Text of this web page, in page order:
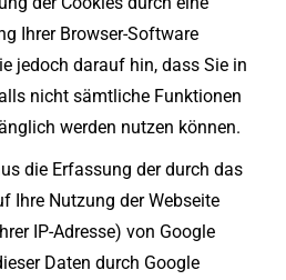
Ihrer Browser-Software
jedoch darauf hin, dass Sie in
nicht sämtliche Funktionen
werden nutzen können.
die Erfassung der durch das
Ihre Nutzung der Webseite
IP-Adresse) von Google
Daten durch Google